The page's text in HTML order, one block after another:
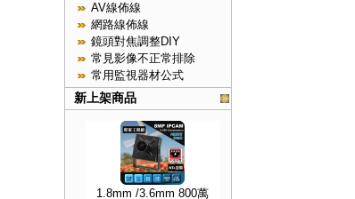
AV線佈線
網路線佈線
鏡頭對焦調整DIY
常見影像不正常排除
常用監視器材公式
新上架商品
1.8mm /3.6mm 800萬